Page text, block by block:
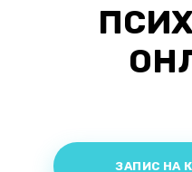
ЗАПИС НА